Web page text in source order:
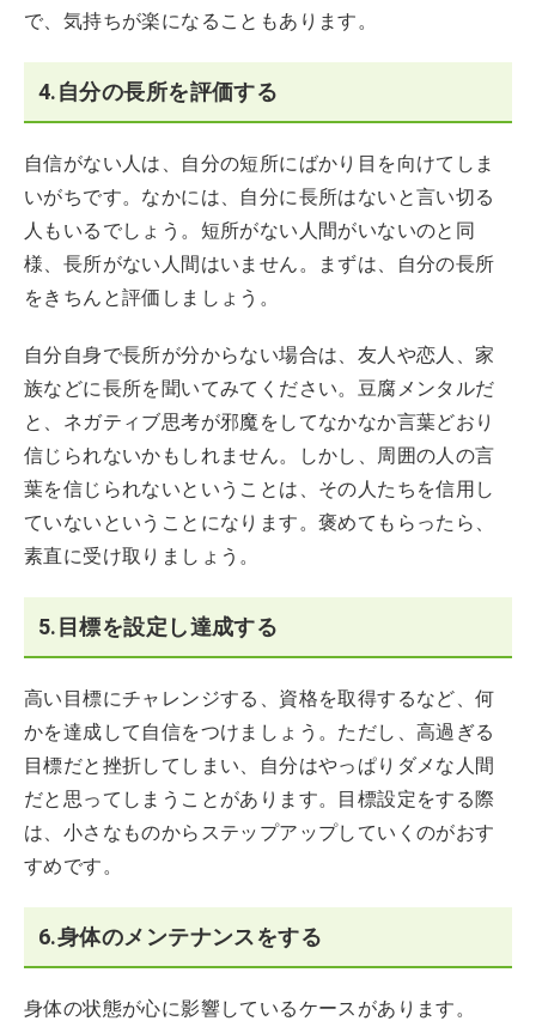
で、気持ちが楽になることもあります。
4.自分の長所を評価する
自信がない人は、自分の短所にばかり目を向けてしま
いがちです。なかには、自分に長所はないと言い切る
人もいるでしょう。短所がない人間がいないのと同
様、長所がない人間はいません。まずは、自分の長所
をきちんと評価しましょう。
自分自身で長所が分からない場合は、友人や恋人、家
族などに長所を聞いてみてください。豆腐メンタルだ
と、ネガティブ思考が邪魔をしてなかなか言葉どおり
信じられないかもしれません。しかし、周囲の人の言
葉を信じられないということは、その人たちを信用し
ていないということになります。褒めてもらったら、
素直に受け取りましょう。
5.目標を設定し達成する
高い目標にチャレンジする、資格を取得するなど、何
かを達成して自信をつけましょう。ただし、高過ぎる
目標だと挫折してしまい、自分はやっぱりダメな人間
だと思ってしまうことがあります。目標設定をする際
は、小さなものからステップアップしていくのがおす
すめです。
6.身体のメンテナンスをする
身体の状態が心に影響しているケースがあります。